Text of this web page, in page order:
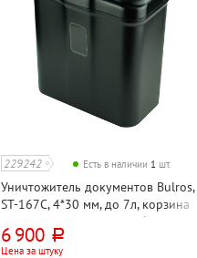
229242 Есть в наличии 1 шт.
Уничтожитель документов Bulros,
ST-167C, 4*30 мм, до 7л, корзина
15, черный, скрепки, скобы, диски,
карты
6 900 руб.
Цена за штуку